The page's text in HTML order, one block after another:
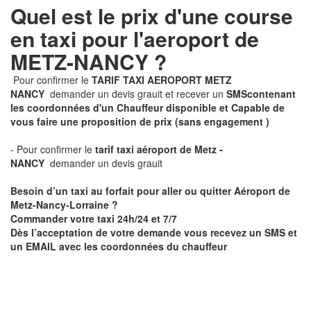
Quel est le prix d'une course
en taxi pour l'aeroport de
METZ-NANCY ?
Pour confirmer le TARIF TAXI AEROPORT METZ
NANCY demander un devis grauit et recever un SMScontenant
les coordonnées d'un Chauffeur disponible et Capable de
vous faire une proposition de prix (sans engagement )
- Pour confirmer le tarif taxi aéroport de Metz -
NANCY demander un devis grauit
Besoin d’un taxi au forfait pour aller ou quitter Aéroport de
Metz-Nancy-Lorraine ?
Commander votre taxi 24h/24 et 7/7
Dès l’acceptation de votre demande vous recevez un SMS et
un EMAIL avec les coordonnées du chauffeur